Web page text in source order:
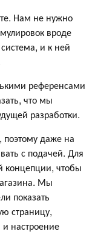
Нам не нужно
вроде
и к ней
референсами
что мы
разработки.
поэтому даже на
с подачей. Для
концепции, чтобы
Мы
показать
страницу,
настроение